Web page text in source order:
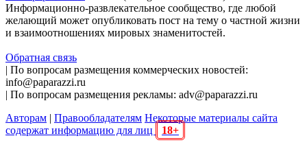
Информационно-развлекательное сообщество, где любой
желающий может опубликовать пост на тему о частной жизни
и взаимоотношениях мировых знаменитостей.
Обратная связь
| По вопросам размещения коммерческих новостей:
info@paparazzi.ru
| По вопросам размещения рекламы: adv@paparazzi.ru
Авторам | Правообладателям Некоторые материалы сайта
содержат информацию для лиц
18+